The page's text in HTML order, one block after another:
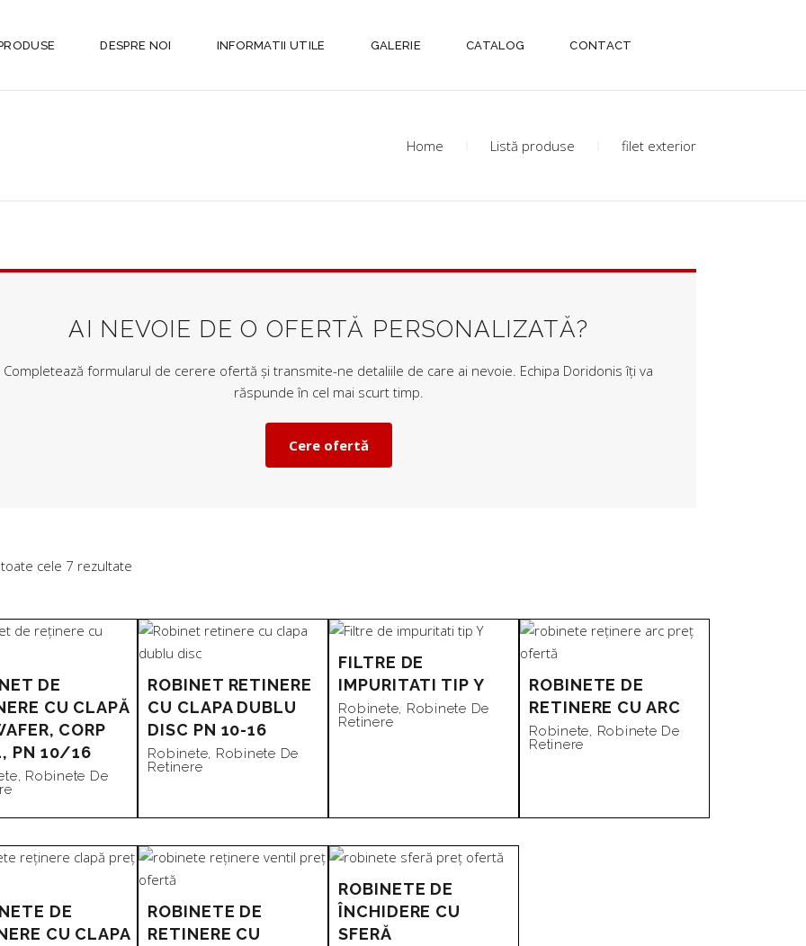
DESPRE NOI INFORMATII UTILE GALERIE CATALOG CONTACT
Home Listă produse filet exterior
AI NEVOIE DE O OFERTĂ PERSONALIZATĂ?
Completează formularul de cerere ofertă și transmite-ne detaliile de care ai nevoie. Echipa Doridonis îți va
răspunde în cel mai scurt timp.
Cere ofertă
cele 7 rezultateSortat
după
la
mic
DE
CU CLAPĂ
CORP
PN 10/16
, Robinete De
ROBINET RETINERE
CU CLAPA DUBLU
DISC PN 10-16
Robinete, Robinete De
Retinere
FILTRE DE
IMPURITATI TIP Y
Robinete, Robinete De
Retinere
ROBINETE DE
RETINERE CU ARC
Robinete, Robinete De
Retinere
DE
CU CLAPA
ROBINETE DE
RETINERE CU
ROBINETE DE
ÎNCHIDERE CU
SFERĂ